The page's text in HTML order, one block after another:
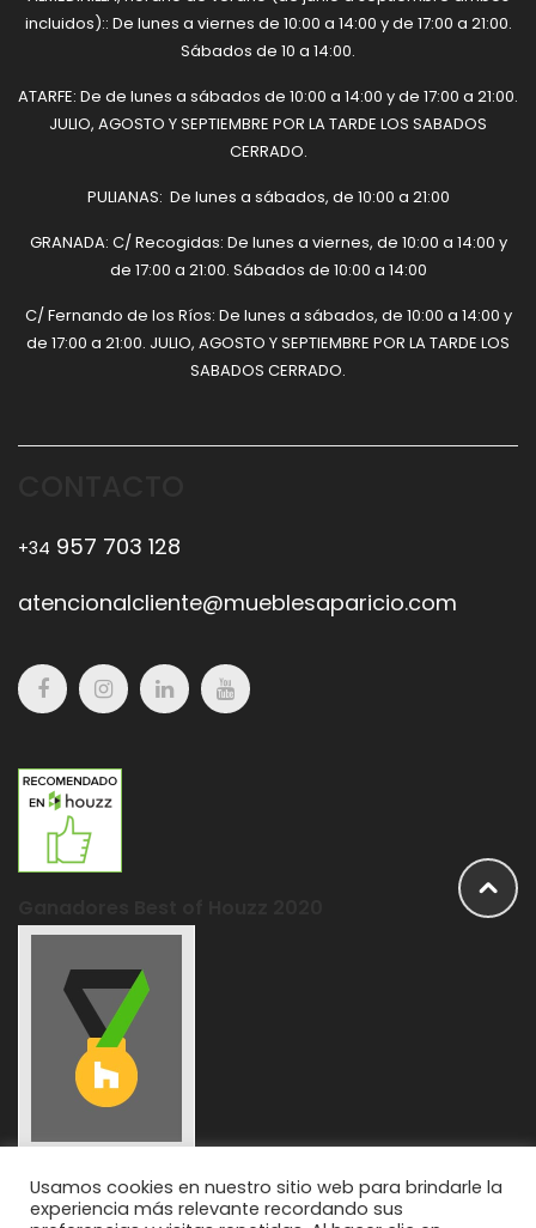
incluidos):: De lunes a viernes de 10:00 a 14:00 y de 17:00 a 21:00.
Sábados de 10 a 14:00.
ATARFE: De de lunes a sábados de 10:00 a 14:00 y de 17:00 a 21:00.
JULIO, AGOSTO Y SEPTIEMBRE POR LA TARDE LOS SABADOS
CERRADO.
PULIANAS: De lunes a sábados, de 10:00 a 21:00
GRANADA: C/ Recogidas: De lunes a viernes, de 10:00 a 14:00 y
de 17:00 a 21:00. Sábados de 10:00 a 14:00
C/ Fernando de los Ríos: De lunes a sábados, de 10:00 a 14:00 y
de 17:00 a 21:00. JULIO, AGOSTO Y SEPTIEMBRE POR LA TARDE LOS
SABADOS CERRADO.
+34 957 703 128
atencionalcliente@mueblesaparicio.com
Usamos cookies en nuestro sitio web para brindarle la
experiencia más relevante recordando sus